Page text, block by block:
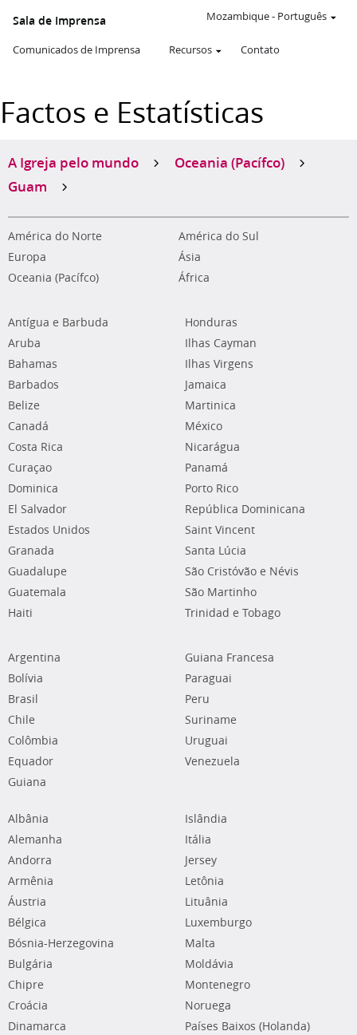
Sala de Imprensa
Comunicados de Imprensa Recursos Contato
Mozambique- Português
Factos e Estatísticas
A Igreja pelo mundo
Oceania (Pacífco)
Guam
América do Norte
América do Sul
Europa
Ásia
Oceania (Pacífco)
África
Antígua e Barbuda
Aruba
Bahamas
Barbados
Belize
Canadá
Costa Rica
Curaçao
Dominica
El Salvador
Estados Unidos
Granada
Guadalupe
Guatemala
Haiti
Honduras
Ilhas Cayman
Ilhas Virgens
Jamaica
Martinica
México
Nicarágua
Panamá
Porto Rico
República Dominicana
Saint Vincent
Santa Lúcia
São Cristóvão e Névis
São Martinho
Trinidad e Tobago
Argentina
Bolívia
Brasil
Chile
Colômbia
Equador
Guiana
Guiana Francesa
Paraguai
Peru
Suriname
Uruguai
Venezuela
Albânia
Alemanha
Andorra
Armênia
Áustria
Bélgica
Bósnia-Herzegovina
Bulgária
Chipre
Croácia
Dinamarca
Islândia
Itália
Jersey
Letônia
Lituânia
Luxemburgo
Malta
Moldávia
Montenegro
Noruega
Países Baixos (Holanda)